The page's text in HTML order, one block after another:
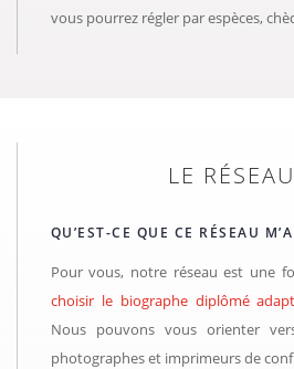
vous pourrez régler par espèces,
LE RÉSEAU
QU’EST-CE QUE CE RÉSEAU
Pour vous, notre réseau est une
choisir le biographe diplômé
Nous pouvons vous orienter
photographes et imprimeurs de